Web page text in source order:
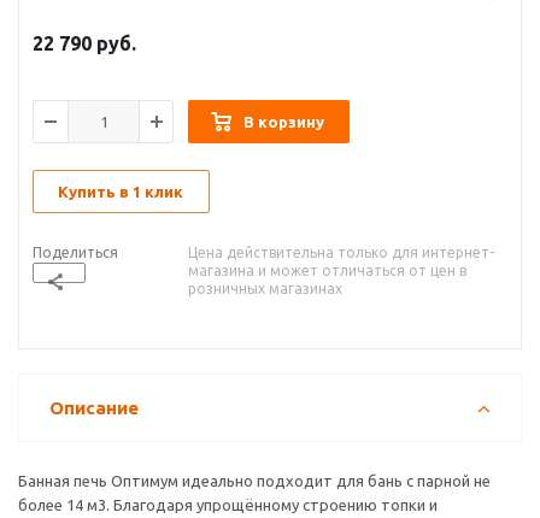
22 790 руб.
В корзину
Купить в 1 клик
Поделиться
Цена действительна только для интернет-
магазина и может отличаться от цен в
розничных магазинах
Описание
Банная печь Оптимум идеально подходит для бань с парной не
более 14 м3. Благодаря упрощённому строению топки и